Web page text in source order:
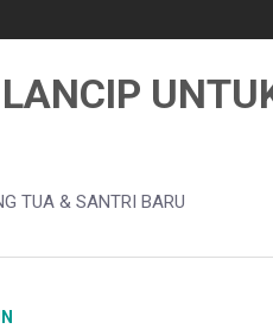
TUA & SANTRI BARU